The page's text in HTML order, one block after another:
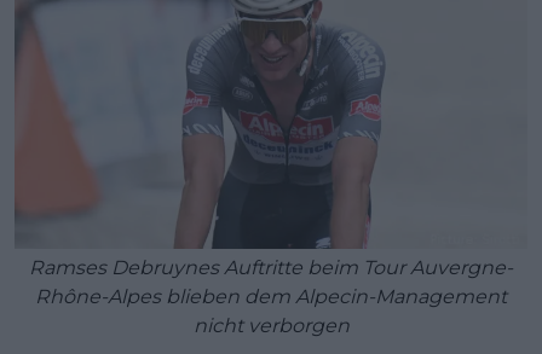
Ramses Debruynes Auftritte beim Tour Auvergne-
Rhône-Alpes blieben dem Alpecin-Management
nicht verborgen